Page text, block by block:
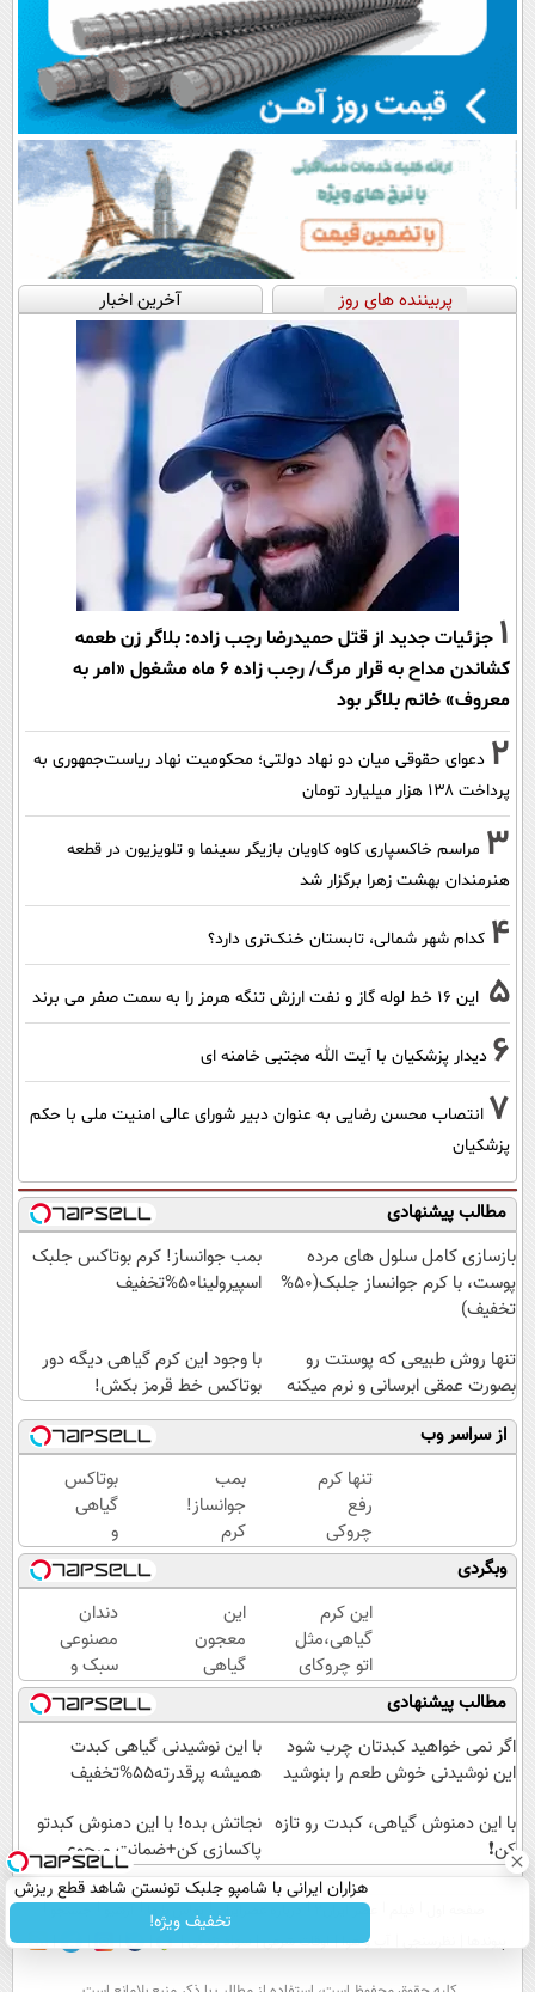
پربیننده های روز آخرین اخبار
1 جزئیات جدید از قتل حمیدرضا رجب زاده: بلاگر زن طعمه
کشاندن مداح به قرار مرگ/ رجب زاده 6 ماه مشغول «امر به
معروف» خانم بلاگر بود
2 دعوای حقوقی میان دو نهاد دولتی؛ محکومیت نهاد ریاست‌جمهوری به
پرداخت ۱۳۸ هزار میلیارد تومان
3 مراسم خاکسپاری کاوه کاویان بازیگر سینما و تلویزیون در قطعه
هنرمندان بهشت زهرا برگزار شد
4 کدام شهر شمالی، تابستان خنک‌تری دارد؟
5 این 16 خط لوله گاز و نفت ارزش تنگه هرمز را به سمت صفر می برند
6 دیدار پزشکیان با آیت الله مجتبی خامنه ای
7 انتصاب محسن رضایی به عنوان دبیر شورای عالی امنیت ملی با حکم
پزشکیان
مطالب پیشنهادی
بازسازی کامل سلول های مرده
پوست، با کرم جوانساز جلبک(50%
تخفیف)
بمب جوانساز! کرم بوتاکس جلبک
اسپیرولینا50%تخفیف
تنها روش طبیعی که پوستت رو
بصورت عمقی ابرسانی و نرم میکنه
با وجود این کرم گیاهی دیگه دور
بوتاکس خط قرمز بکش!
از سراسر وب
تنها کرم
رفع
چروکی
که
مجوز
رسمی
وزارت
بهداشت
دارد
بمب
جوانساز!
کرم
بوتاکس
جلبک
اسپیرولینا50%تخفیف
بوتاکس
گیاهی
و
خانگی
رسید!
وبگردی
این کرم
گیاهی،مثل
اتو چروکای
پوستتوصاف
میکنه!50%تخفیف
این
معجون
گیاهی
نمیذاره
چربی
ها روی
کبدت
بشن55%تخفیف
دندان
مصنوعی
سبک و
مقاوم
می‌خوای؟
پرداخت
اقساطی
داریم!😍
| 📍تهران
مطالب پیشنهادی
اگر نمی خواهید کبدتان چرب شود
این نوشیدنی خوش طعم را بنوشید
با این نوشیدنی گیاهی کبدت
همیشه پرقدرته55%تخفیف
با این دمنوش گیاهی، کبدت رو تازه
کن❗
نجاتش بده! با این دمنوش کبدتو
پاکسازی کن+ضمانت مرجوعی
هزاران ایرانی با شامپو جلبک تونستن شاهد قطع ریزش
موهاشون باشن
تخفیف ویژه! عصر ایران۲ درباره عصرایران تماس با ما
آب و هوا اوقات شرعی سواد زندگی